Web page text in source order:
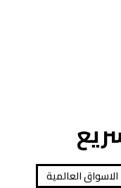
الاسواق العالمية